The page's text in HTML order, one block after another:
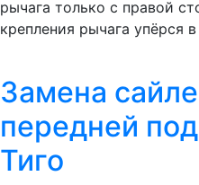
рычага только с правой
крепления рычага упёрся
Замена
передней
Тиго